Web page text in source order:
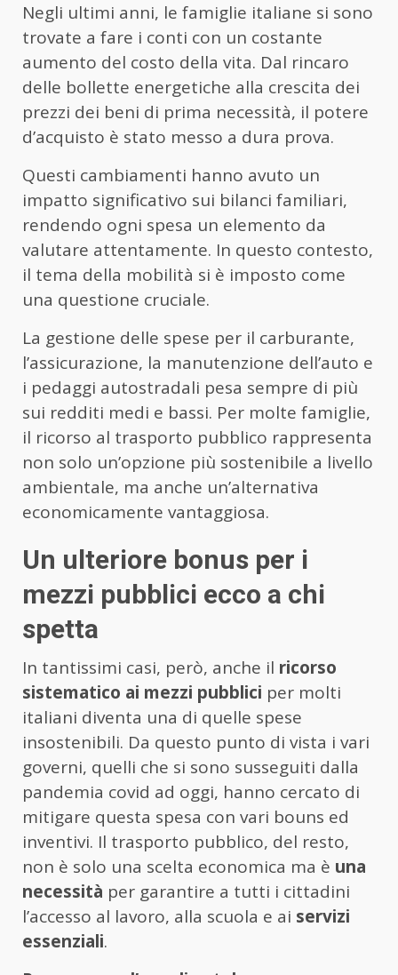
Negli ultimi anni, le famiglie italiane si sono
trovate a fare i conti con un costante
aumento del costo della vita. Dal rincaro
delle bollette energetiche alla crescita dei
prezzi dei beni di prima necessità, il potere
d’acquisto è stato messo a dura prova.
Questi cambiamenti hanno avuto un
impatto significativo sui bilanci familiari,
rendendo ogni spesa un elemento da
valutare attentamente. In questo contesto,
il tema della mobilità si è imposto come
una questione cruciale.
La gestione delle spese per il carburante,
l’assicurazione, la manutenzione dell’auto e
i pedaggi autostradali pesa sempre di più
sui redditi medi e bassi. Per molte famiglie,
il ricorso al trasporto pubblico rappresenta
non solo un’opzione più sostenibile a livello
ambientale, ma anche un’alternativa
economicamente vantaggiosa.
Un ulteriore bonus per i
mezzi pubblici ecco a chi
spetta
In tantissimi casi, però, anche il ricorso
sistematico ai mezzi pubblici per molti
italiani diventa una di quelle spese
insostenibili. Da questo punto di vista i vari
governi, quelli che si sono susseguiti dalla
pandemia covid ad oggi, hanno cercato di
mitigare questa spesa con vari bouns ed
inventivi. Il trasporto pubblico, del resto,
non è solo una scelta economica ma è una
necessità per garantire a tutti i cittadini
l’accesso al lavoro, alla scuola e ai servizi
essenziali.